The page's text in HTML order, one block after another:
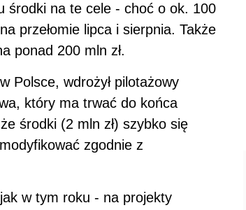
środki na te cele - choć o ok. 100
przełomie lipca i sierpnia. Także
ponad 200 mln zł.
Polsce, wdrożył pilotażowy
który ma trwać do końca
środki (2 mln zł) szybko się
zgodnie z
w tym roku - na projekty